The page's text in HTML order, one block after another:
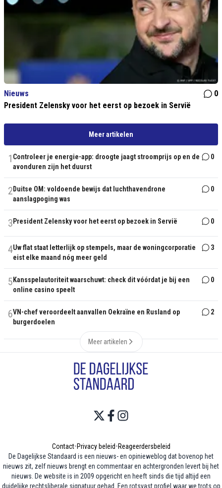
Nieuws
0
President Zelensky voor het eerst op bezoek in Servië
Meer artikelen
1 Controleer je energie-app: droogte jaagt stroomprijs op en de
avonduren zijn het duurst
0
2 Duitse OM: voldoende bewijs dat luchthavendrone
aanslagpoging was
0
3 President Zelensky voor het eerst op bezoek in Servië 0
4Uw flat staat letterlijk op stempels, maar de woningcorporatie
eist elke maand nóg meer geld
3
5 Kansspelautoriteit waarschuwt: check dit vóórdat je bij een
online casino speelt
0
6VN-chef veroordeelt aanvallen Oekraïne en Rusland op
burgerdoelen
2
Meer artikelen
Contact•Privacy beleid•Reageerdersbeleid
De Dagelijkse Standaard is een nieuws- en opinieweblog dat bovenop het
nieuws zit, zelf nieuws brengt en commentaar en achtergronden levert bij het
nieuws. De website is in 2009 opgericht en heeft sinds die tijd altijd een
duidelijke rechtsliberale signatuur gehad. Een rotsvast profiel waar we trots op